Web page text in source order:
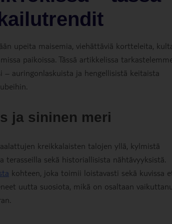
upeita maisemia, viehättäviä kortteleita,
paikoissa. Tässä artikkelissa
auringonlaskuista ja hengellisistä keitaista
ja sininen meri
kreikkalaisten talojen yllä, kylmistä
terasseilla sekä historiallisista nähtävyyksistä.
kohteen, joka toimii loistavasti sekä kuvissa
uutta suosiota, mikä on osaltaan